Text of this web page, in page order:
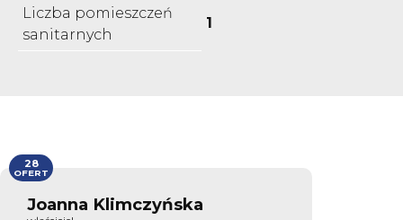
Liczba pomieszczeń
sanitarnych
1
Joanna Klimczyńska
28
OFERT